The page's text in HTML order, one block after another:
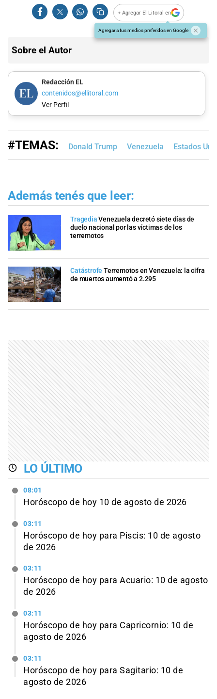
+ Agregar El Litoral en
Agregar a tus medios preferidos en Google
Sobre el Autor
Redacción EL
contenidos@ellitoral.com
Ver Perfil
#TEMAS: Donald Trump Venezuela Estados
Además tenés que leer:
Tragedia Venezuela decretó siete días de
duelo nacional por las víctimas de los
terremotos
Catástrofe Terremotos en Venezuela: la cifra
de muertos aumentó a 2.295
LO ÚLTIMO
08:01
Horóscopo de hoy 10 de agosto de 2026
03:11
Horóscopo de hoy para Piscis: 10 de agosto
de 2026
03:11
Horóscopo de hoy para Acuario: 10 de agosto
de 2026
03:11
Horóscopo de hoy para Capricornio: 10 de
agosto de 2026
03:11
Horóscopo de hoy para Sagitario: 10 de
agosto de 2026